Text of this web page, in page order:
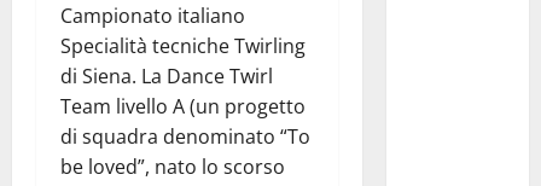
Campionato italiano
Specialità tecniche Twirling
di Siena. La Dance Twirl
Team livello A (un progetto
di squadra denominato “To
be loved”, nato lo scorso